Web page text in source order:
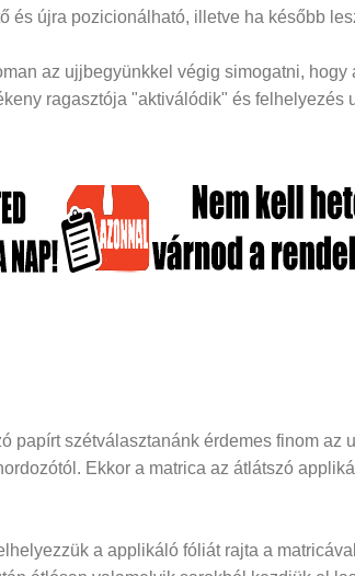
és újra pozicionálható, illetve ha később
az ujjbegyünkkel végig simogatni,
ragasztója "aktiválódik" és
papírt szétválasztanánk érdemes finom
Ekkor a matrica az átlátszó
a applikáló fóliát rajta a